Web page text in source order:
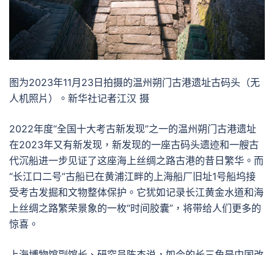
图为2023年11月23日拍摄的温州朔门古港遗址古码头（无
人机照片）。新华社记者江汉 摄
2022年度“全国十大考古新发现”之一的温州朔门古港遗址
在2023年又有新发现，新发现的一座古码头遗迹和一艘古
代沉船进一步见证了这座海上丝绸之路古港的昔日繁华。而
“长江口二号”古船已在黄浦江畔的上海船厂旧址1号船坞接
受考古发掘和文物整体保护。它犹如记录长江黄金水道和海
上丝绸之路繁荣景象的一枚“时间胶囊”，将带给人们更多的
惊喜。